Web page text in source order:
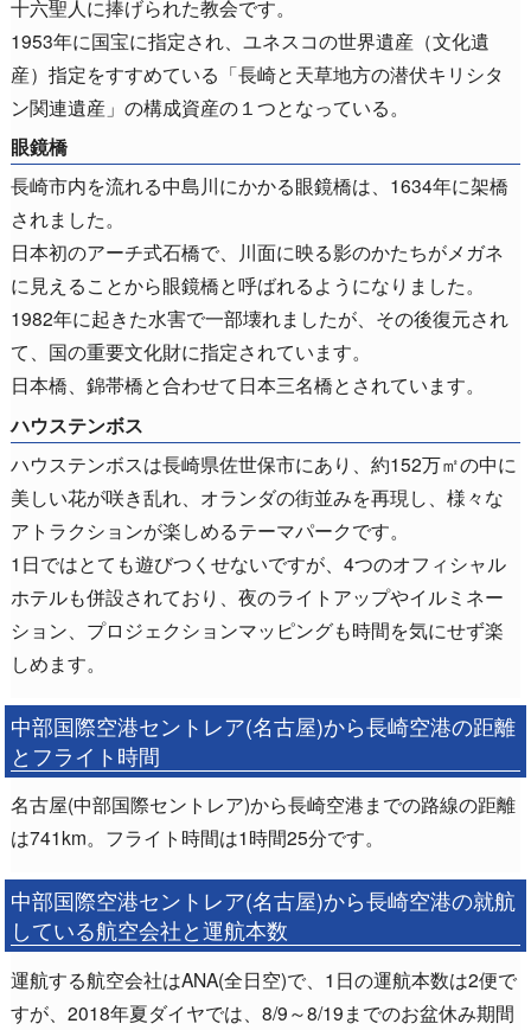
十六聖人に捧げられた教会です。
1953年に国宝に指定され、ユネスコの世界遺産（文化遺
産）指定をすすめている「長崎と天草地方の潜伏キリシタ
ン関連遺産」の構成資産の１つとなっている。
眼鏡橋
長崎市内を流れる中島川にかかる眼鏡橋は、1634年に架橋
されました。
日本初のアーチ式石橋で、川面に映る影のかたちがメガネ
に見えることから眼鏡橋と呼ばれるようになりました。
1982年に起きた水害で一部壊れましたが、その後復元され
て、国の重要文化財に指定されています。
日本橋、錦帯橋と合わせて日本三名橋とされています。
ハウステンボス
ハウステンボスは長崎県佐世保市にあり、約152万㎡の中に
美しい花が咲き乱れ、オランダの街並みを再現し、様々な
アトラクションが楽しめるテーマパークです。
1日ではとても遊びつくせないですが、4つのオフィシャル
ホテルも併設されており、夜のライトアップやイルミネー
ション、プロジェクションマッピングも時間を気にせず楽
しめます。
中部国際空港セントレア(名古屋)から長崎空港の距離
とフライト時間
名古屋(中部国際セントレア)から長崎空港までの路線の距離
は741km。フライト時間は1時間25分です。
中部国際空港セントレア(名古屋)から長崎空港の就航
している航空会社と運航本数
運航する航空会社はANA(全日空)で、1日の運航本数は2便で
すが、2018年夏ダイヤでは、8/9～8/19までのお盆休み期間